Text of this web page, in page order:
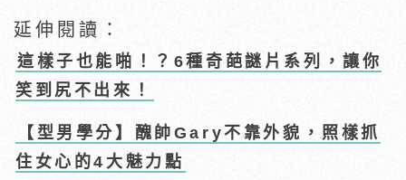
延伸閱讀：
這樣子也能啪！？6種奇葩謎片系列，讓你
笑到尻不出來！
【型男學分】醜帥Gary不靠外貌，照樣抓
住女心的4大魅力點